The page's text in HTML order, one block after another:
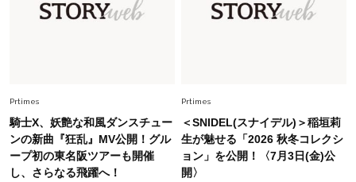
慣！「金運アップ→トイレ、じゃあ底上げ運
は？」
Fashion 2026.7.16
白黒でもこんなに華やぐ！40代、夏の「甘めト
ップス×パンツ」コーデ〈3選〉
Prtimes
騎士X、妖艶な和風ダンスチュー
ンの新曲『狂乱』MV公開！グル
ープ初の東名阪ツアーも開催
し、さらなる飛躍へ！
Prtimes
＜SNIDEL(スナイデル)＞稲垣莉
生が魅せる「2026 秋冬コレクシ
ョン」を公開！〈7月3日(金)公
開〉